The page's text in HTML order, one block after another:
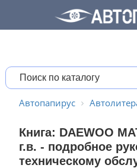
Автопапирус
Книга: DAEWOO
г.в. - подробное
техническому